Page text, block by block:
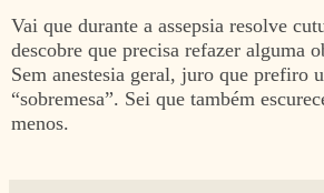
Vai que durante a assepsia resolve
descobre que precisa refazer alguma
Sem anestesia geral, juro que prefiro
“sobremesa”. Sei que também
menos.